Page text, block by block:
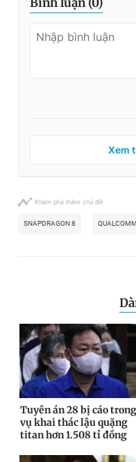
Xem
Khám phá thêm chủ đề
SNAPDRAGON 8 QUALCOMM